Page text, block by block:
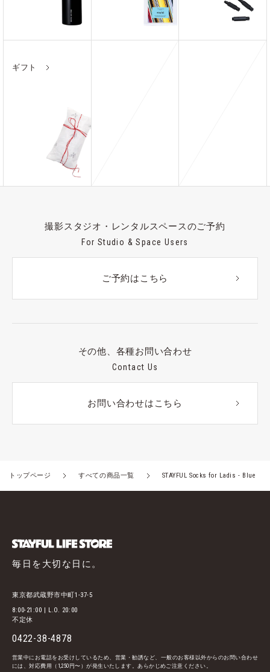
ギフト
撮影スタジオ・レンタルスペースのご予約
For Studio & Space Users
ご予約はこちら
その他、各種お問い合わせ
Contact Us
お問い合わせはこちら
トップページ すべての商品一覧 STAYFUL Socks for Ladis - Blue
毎日を大切な日に。
東京都武蔵野市中町1-37-5
8:00-21:00 | L.O. 20:00
不定休
0422-38-4878
営業中にお電話をお受けしているため、営業・勧誘など、一般のお客様以外からのお問い合わせ
には、対応費用（1,250円〜）が発生いたします。あらかじめご注意ください。